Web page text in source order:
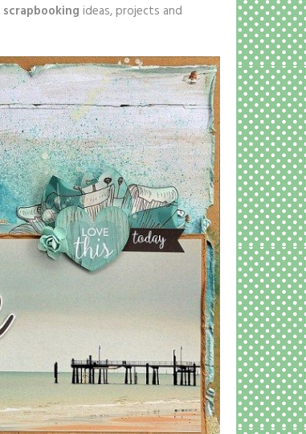
scrapbooking ideas, projects and